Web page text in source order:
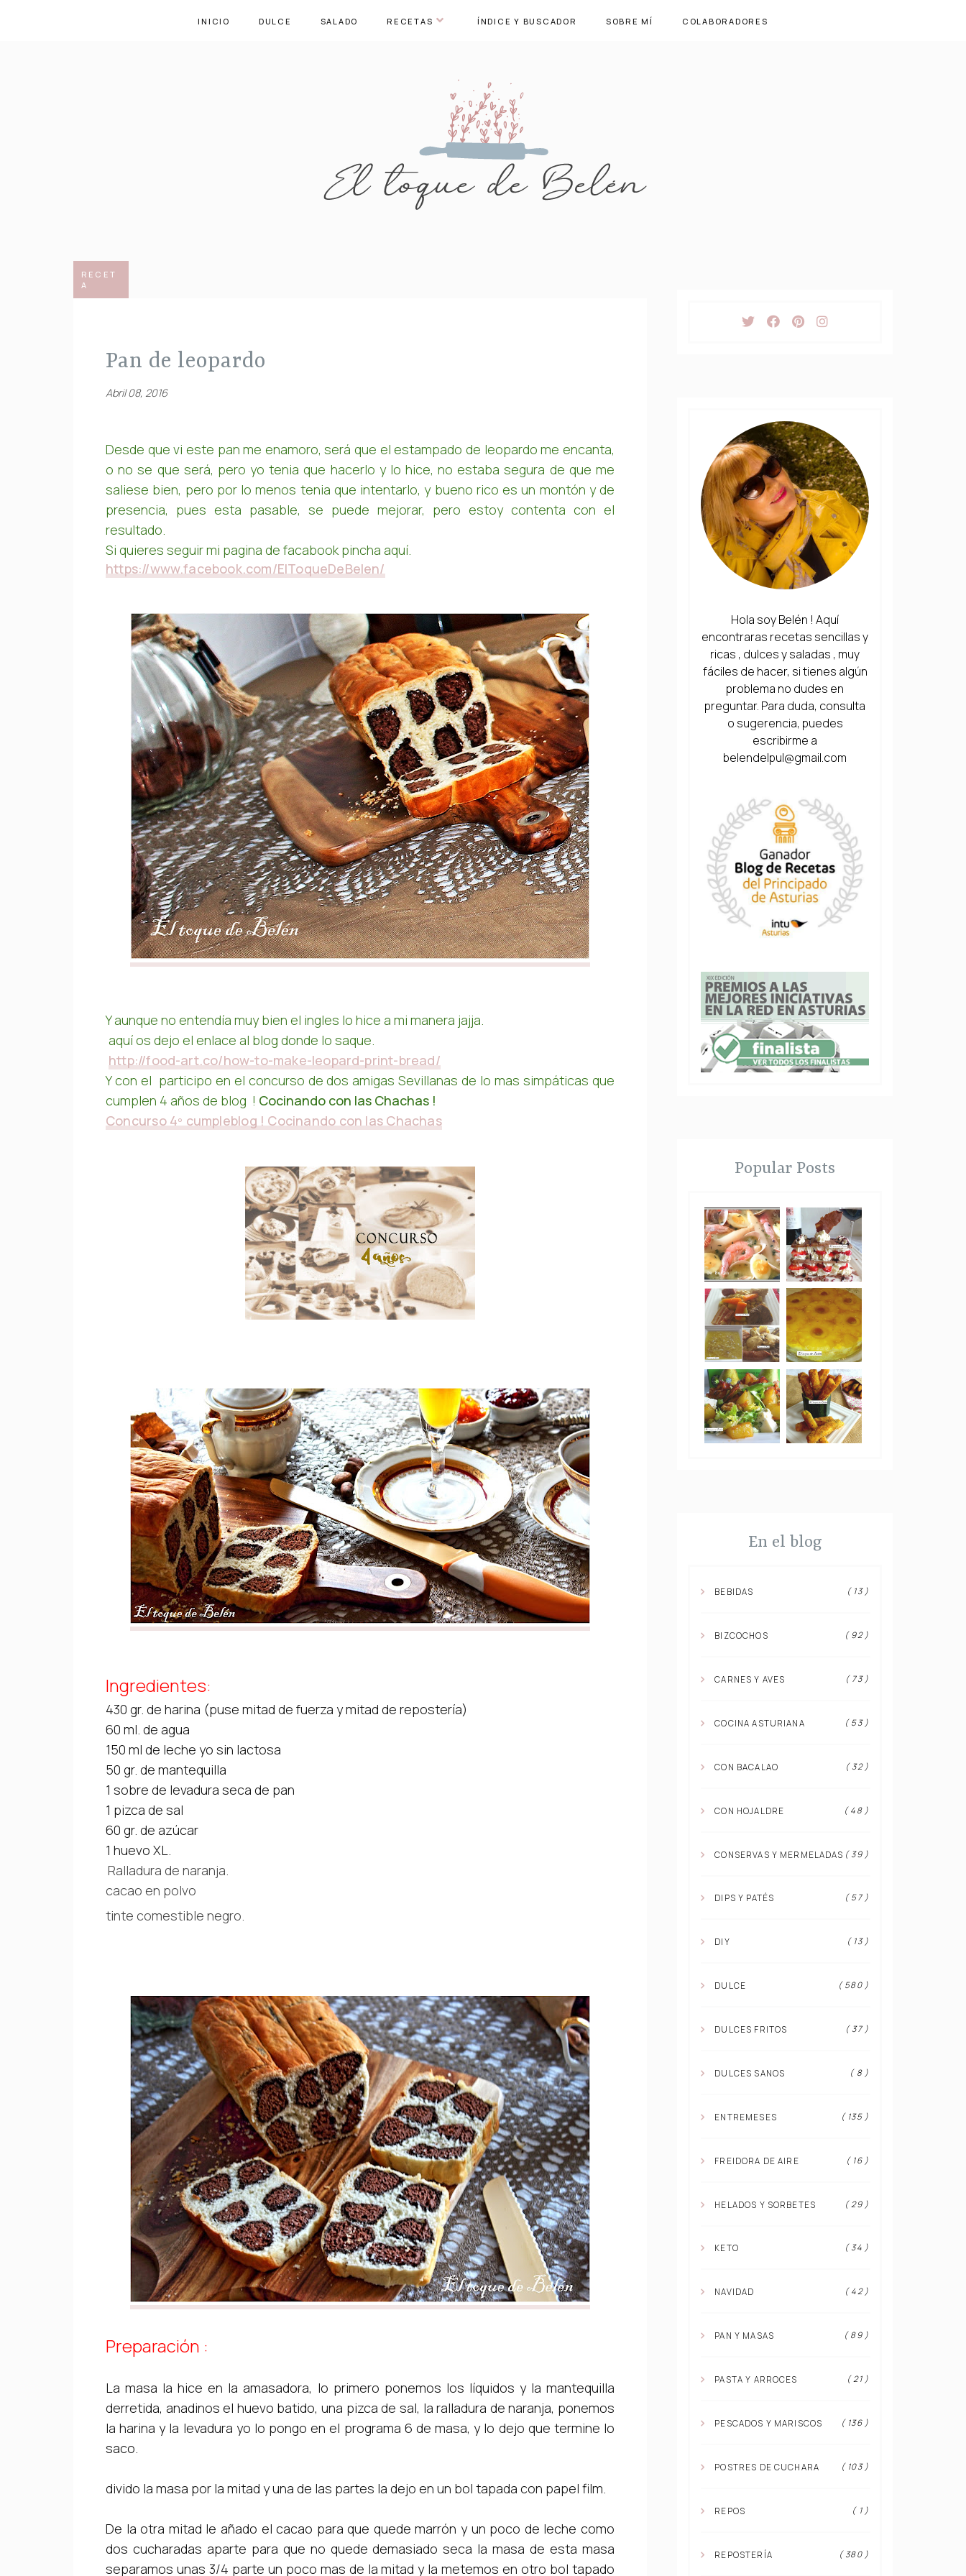
INICIO DULCE SALADO RECETAS ÍNDICE Y BUSCADOR SOBRE MÍ COLABORADORES
RECET
A
pan de leopardo
Abril 08, 2016
Desde que vi este pan me enamoro, será que el estampado de leopardo me encanta,
o no se que será, pero yo tenia que hacerlo y lo hice, no estaba segura de que me
saliese bien, pero por lo menos tenia que intentarlo, y bueno rico es un montón y de
presencia, pues esta pasable, se puede mejorar, pero estoy contenta con el
resultado.
Si quieres seguir mi pagina de facabook pincha aquí.
https://www.facebook.com/ElToqueDeBelen/
Y aunque no entendía muy bien el ingles lo hice a mi manera jajja.
aquí os dejo el enlace al blog donde lo saque.
http://food-art.co/how-to-make-leopard-print-bread/
Y con el participo en el concurso de dos amigas Sevillanas de lo mas simpáticas que
cumplen 4 años de blog ! Cocinando con las Chachas !
Concurso 4º cumpleblog ! Cocinando con las Chachas
Ingredientes:
430 gr. de harina (puse mitad de fuerza y mitad de repostería)
60 ml. de agua
150 ml de leche yo sin lactosa
50 gr. de mantequilla
1 sobre de levadura seca de pan
1 pizca de sal
60 gr. de azúcar
1 huevo XL.
Ralladura de naranja.
cacao en polvo
tinte comestible negro.
Preparación :
La masa la hice en la amasadora, lo primero ponemos los líquidos y la mantequilla
derretida, anadinos el huevo batido, una pizca de sal, la ralladura de naranja, ponemos
la harina y la levadura yo lo pongo en el programa 6 de masa, y lo dejo que termine lo
saco.
divido la masa por la mitad y una de las partes la dejo en un bol tapada con papel film.
De la otra mitad le añado el cacao para que quede marrón y un poco de leche como
dos cucharadas aparte para que no quede demasiado seca la masa de esta masa
separamos unas 3/4 parte un poco mas de la mitad y la metemos en otro bol tapado
Hola soy Belén ! Aquí
encontraras recetas sencillas y
ricas , dulces y saladas , muy
fáciles de hacer, si tienes algún
problema no dudes en
preguntar. Para duda, consulta
o sugerencia, puedes
escribirme a
belendelpul@gmail.com
Popular Posts
En el blog
BEBIDAS ( 13 )
BIZCOCHOS ( 92 )
CARNES Y AVES ( 73 )
COCINA ASTURIANA ( 53 )
CON BACALAO ( 32 )
CON HOJALDRE ( 48 )
CONSERVAS Y MERMELADAS ( 39 )
DIPS Y PATÉS ( 57 )
DIY ( 13 )
DULCE ( 580 )
DULCES FRITOS ( 37 )
DULCES SANOS ( 8 )
ENTREMESES ( 135 )
FREIDORA DE AIRE ( 16 )
HELADOS Y SORBETES ( 29 )
KETO ( 34 )
NAVIDAD ( 42 )
PAN Y MASAS ( 89 )
PASTA Y ARROCES ( 21 )
PESCADOS Y MARISCOS ( 136 )
POSTRES DE CUCHARA ( 103 )
REPOS ( 1 )
REPOSTERÍA ( 380 )